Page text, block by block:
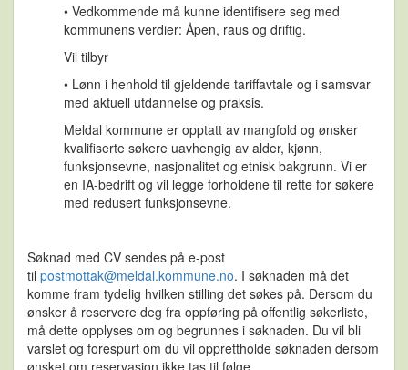
• Vedkommende må kunne identifisere seg med
kommunens verdier: Åpen, raus og driftig.
Vil tilbyr
• Lønn i henhold til gjeldende tariffavtale og i samsvar
med aktuell utdannelse og praksis.
Meldal kommune er opptatt av mangfold og ønsker
kvalifiserte søkere uavhengig av alder, kjønn,
funksjonsevne, nasjonalitet og etnisk bakgrunn. Vi er
en IA-bedrift og vil legge forholdene til rette for søkere
med redusert funksjonsevne.
Søknad med CV sendes på e-post
til postmottak@meldal.kommune.no. I søknaden må det
komme fram tydelig hvilken stilling det søkes på. Dersom du
ønsker å reservere deg fra oppføring på offentlig søkerliste,
må dette opplyses om og begrunnes i søknaden. Du vil bli
varslet og forespurt om du vil opprettholde søknaden dersom
ønsket om reservasjon ikke tas til følge.